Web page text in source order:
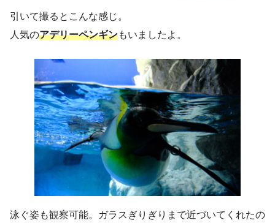
引いて撮るとこんな感じ。
人気のアデリーペンギンもいましたよ。
泳ぐ姿も観察可能。ガラスぎりぎりまで近づいてくれたの